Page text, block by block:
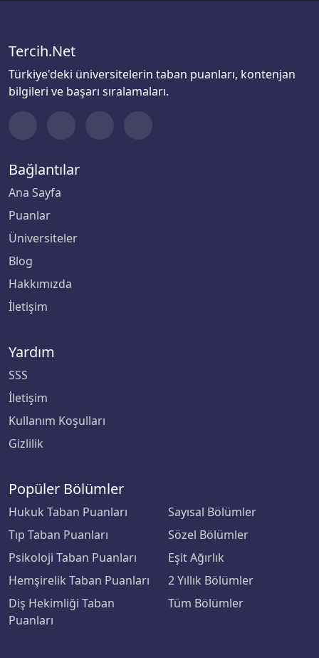
Tercih.Net
Türkiye'deki üniversitelerin taban puanları, kontenjan
bilgileri ve başarı sıralamaları.
Bağlantılar
Ana Sayfa
Puanlar
Üniversiteler
Blog
Hakkımızda
İletişim
Yardım
SSS
İletişim
Kullanım Koşulları
Gizlilik
Popüler Bölümler
Hukuk Taban Puanları
Tıp Taban Puanları
Psikoloji Taban Puanları
Hemşirelik Taban Puanları
Diş Hekimliği Taban
Puanları
Sayısal Bölümler
Sözel Bölümler
Eşit Ağırlık
2 Yıllık Bölümler
Tüm Bölümler